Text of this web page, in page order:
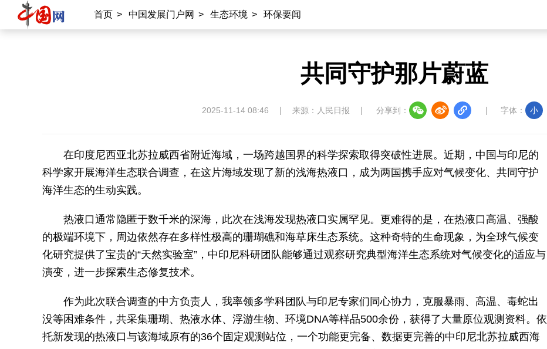
首页 > 中国发展门户网 > 生态环境 > 环保要闻
共同守护那片蔚蓝
2025-11-14 08:46 来源：人民日报 分享到： 字体： 小
在印度尼西亚北苏拉威西省附近海域，一场跨越国界的科学探索取得突破性进展。近期，中国与印尼的
科学家开展海洋生态联合调查，在这片海域发现了新的浅海热液口，成为两国携手应对气候变化、共同守护
海洋生态的生动实践。
热液口通常隐匿于数千米的深海，此次在浅海发现热液口实属罕见。更难得的是，在热液口高温、强酸
的极端环境下，周边依然存在多样性极高的珊瑚礁和海草床生态系统。这种奇特的生命现象，为全球气候变
化研究提供了宝贵的“天然实验室”，中印尼科研团队能够通过观察研究典型海洋生态系统对气候变化的适应与
演变，进一步探索生态修复技术。
作为此次联合调查的中方负责人，我率领多学科团队与印尼专家们同心协力，克服暴雨、高温、毒蛇出
没等困难条件，共采集珊瑚、热液水体、浮游生物、环境DNA等样品500余份，获得了大量原位观测资料。依
托新发现的热液口与该海域原有的36个固定观测站位，一个功能更完备、数据更完善的中印尼北苏拉威西海